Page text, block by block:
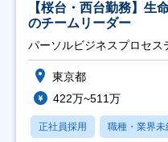
【桜台・西台勤務】生
のチームリーダー
パーソルビジネスプロセス
東京都
422万~511万
正社員採用 職種・業界未